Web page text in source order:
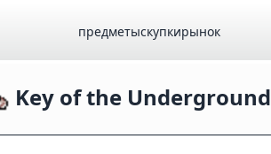
предметыскупкирынок
Key of the Underground